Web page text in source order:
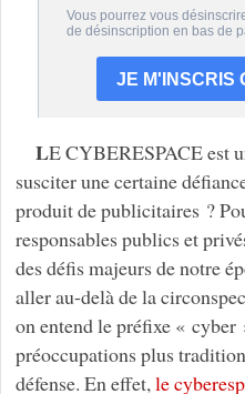
LE CYBERESPACE est
susciter une certaine
produit de publicitaires ?
responsables publics et
des défis majeurs de notre
aller au-delà de la
on entend le préfixe « cyber
préoccupations plus
défense. En effet, le